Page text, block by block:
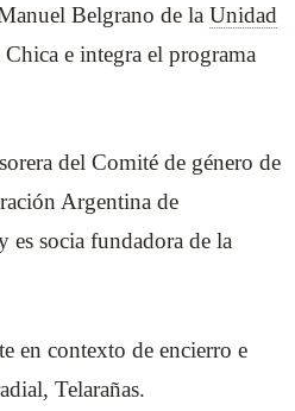
Belgrano de la Unidad
e integra el programa
del Comité de género de
Argentina de
es socia fundadora de la
en contexto de encierro e
Telarañas.